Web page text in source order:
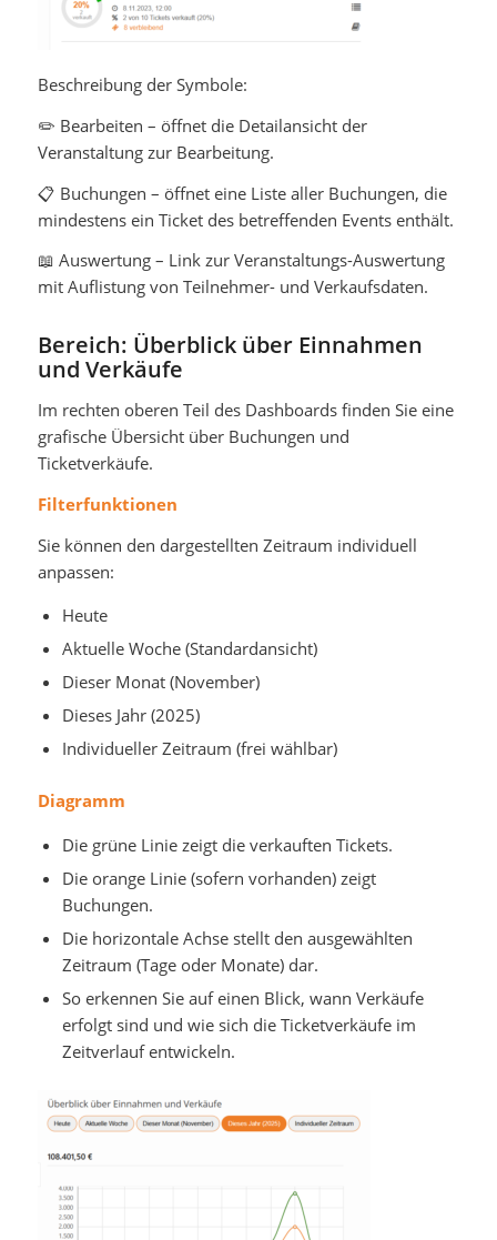
Beschreibung der Symbole:
✏️ Bearbeiten – öffnet die Detailansicht der
Veranstaltung zur Bearbeitung.
📋 Buchungen – öffnet eine Liste aller Buchungen, die
mindestens ein Ticket des betreffenden Events enthält.
📖 Auswertung – Link zur Veranstaltungs-Auswertung
mit Auflistung von Teilnehmer- und Verkaufsdaten.
Bereich: Überblick über Einnahmen
und Verkäufe
Im rechten oberen Teil des Dashboards finden Sie eine
grafische Übersicht über Buchungen und
Ticketverkäufe.
Filterfunktionen
Sie können den dargestellten Zeitraum individuell
anpassen:
Heute
Aktuelle Woche (Standardansicht)
Dieser Monat (November)
Dieses Jahr (2025)
Individueller Zeitraum (frei wählbar)
Diagramm
Die grüne Linie zeigt die verkauften Tickets.
Die orange Linie (sofern vorhanden) zeigt
Buchungen.
Die horizontale Achse stellt den ausgewählten
Zeitraum (Tage oder Monate) dar.
So erkennen Sie auf einen Blick, wann Verkäufe
erfolgt sind und wie sich die Ticketverkäufe im
Zeitverlauf entwickeln.